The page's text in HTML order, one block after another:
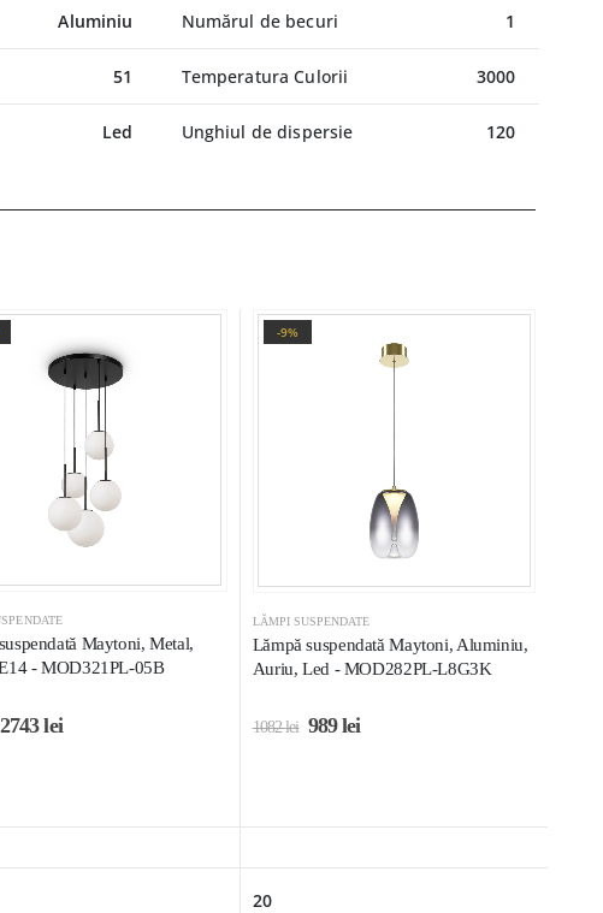
Aluminiu Numărul de becuri 1
51 Temperatura Culorii 3000
Led Unghiul de dispersie 120
Maytoni, Metal,
- MOD321PL-05B
2743lei
-9%
LĂMPI SUSPENDATE
Lămpă suspendată Maytoni, Aluminiu,
Auriu, Led - MOD282PL-L8G3K
1082lei 989lei
20